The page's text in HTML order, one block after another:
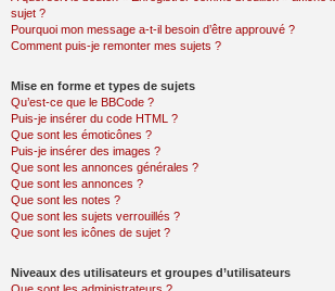
sujet ?
Pourquoi mon message a-t-il besoin d’être approuvé ?
Comment puis-je remonter mes sujets ?
Mise en forme et types de sujets
Qu’est-ce que le BBCode ?
Puis-je insérer du code HTML ?
Que sont les émoticônes ?
Puis-je insérer des images ?
Que sont les annonces générales ?
Que sont les annonces ?
Que sont les notes ?
Que sont les sujets verrouillés ?
Que sont les icônes de sujet ?
Niveaux des utilisateurs et groupes d’utilisateurs